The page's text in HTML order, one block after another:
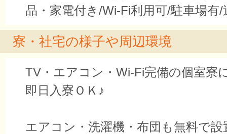
品・家電付き/Wi-Fi利用可/駐車場有
寮・社宅の様子や周辺環境
TV・エアコン・Wi-Fi完備の個室寮
即日入寮ＯＫ♪
エアコン・洗濯機・布団も無料で設